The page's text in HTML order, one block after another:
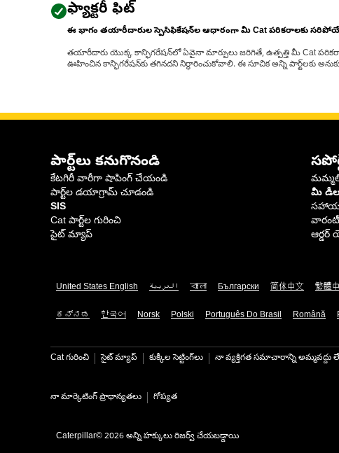
ఫ్యాక్టరీ ఫిట్
ఈ భాగం తయారీదారుల స్పెసిఫికేషన్‌ల ఆధారంగా మీ Cat పరికరాలకు
తయారీదారు యొక్క కాన్ఫిగరేషన్‌లో ఏవైనా మార్పులు జరిగితే, ఉత్పత్తి మీ Cat
ఊహించిన కాన్ఫిగరేషన్‌కు తగినదని నిర్ధారించుకోవాలి. ఈ సూచిక అన్ని పార్ట్‌లకు
పార్ట్‌లు కనుగొనండి
కేటగిరీ వారీగా షాపింగ్ చేయండి
పార్ట్‌ల డయాగ్రామ్ చూడండి
SIS
Cat పార్ట్‌ల గురించి
సైట్ మ్యాప్
మీ
సహాయ
వారంటీ
ఆర్డర్
United States English العربية বাংলা Български 简体中文 繁體
ಕನ್ನಡ 한국어 Norsk Polski Português Do Brasil Română
Cat గురించి సైట్ మ్యాప్ కుక్కీల సెట్టింగ్‌లు నా వ్యక్తిగత సమాచారాన్ని అమ్మవద్దు
నా మార్కెటింగ్ ప్రాధాన్యతలు గోప్యత
Caterpillar© 2026 అన్ని హక్కులు రిజర్వ్ చేయబడ్డాయి